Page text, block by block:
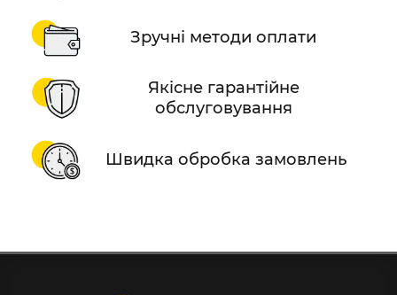
Зручні методи оплати
Якісне гарантійне
обслуговування
Швидка обробка замовлень